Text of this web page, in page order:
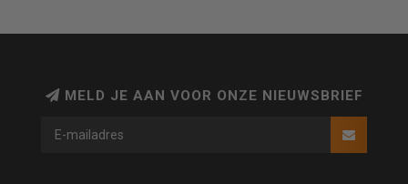
MELD JE AAN VOOR ONZE NIEUWSBRIEF